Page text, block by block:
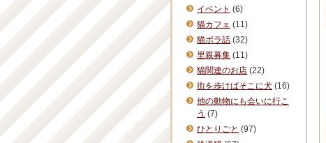
イベント (6)
猫カフェ (11)
猫ボラ話 (32)
里親募集 (11)
猫関連のお店 (22)
街を歩けばそこに犬 (16)
他の動物にも会いに行こ
う (7)
ひとりごと (97)